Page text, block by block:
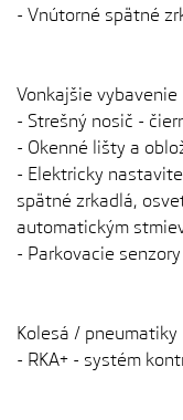
- Vnútorné spätné
Vonkajšie vybavenie
- Strešný nosič -
- Okenné lišty a
- Elektricky
spätné zrkadlá,
automatickým
- Parkovacie
Kolesá / pneumatiky
- RKA+ - systém